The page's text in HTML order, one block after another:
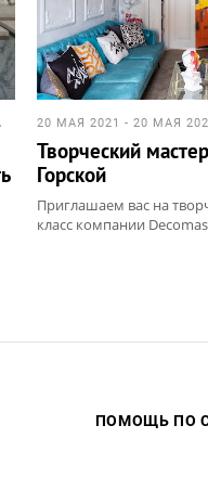
20 МАЯ 2021 - 20 МАЯ
Творческий
Горской
Приглашаем вас на
класс компании
ПОМОЩЬ ПО